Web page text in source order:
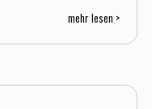
mehr lesen >